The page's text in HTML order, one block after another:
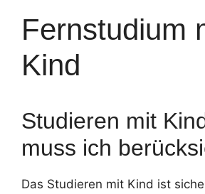
Fernstudium
Kind
Studieren mit
muss ich
Das Studieren mit Kind ist